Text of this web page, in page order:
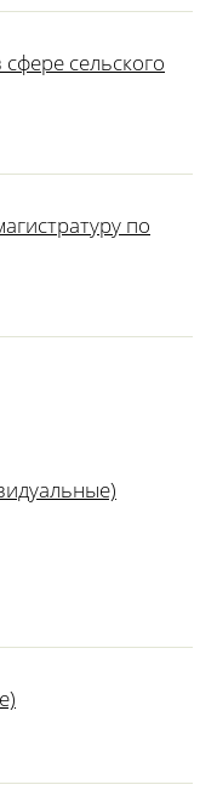
сельского
по